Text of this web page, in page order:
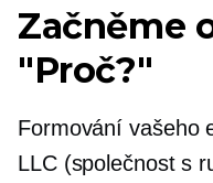
Začněme
"Proč?"
Formování vašeho
LLC (společnost s